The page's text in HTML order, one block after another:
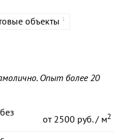
объекты 1
Опыт более 20
от2500 руб. / м2